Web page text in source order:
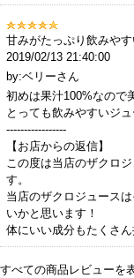
甘みがたっぷり飲みやす
2019/02/13 21:40:00
by:ベリーさん
初めは果汁100%なので
とっても飲みやすいジ
-----------------
【お店からの返信】
この度は当店のザクロ
す。
当店のザクロジュース
いかと思います！
体にいい成分もたくさ
すべての商品レビューを